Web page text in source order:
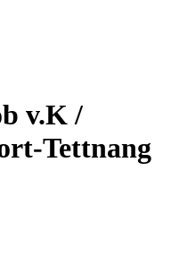
v.K /
Tettnang